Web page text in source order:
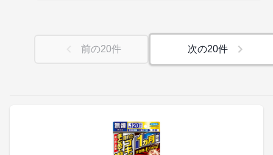
前の20件 次の20件